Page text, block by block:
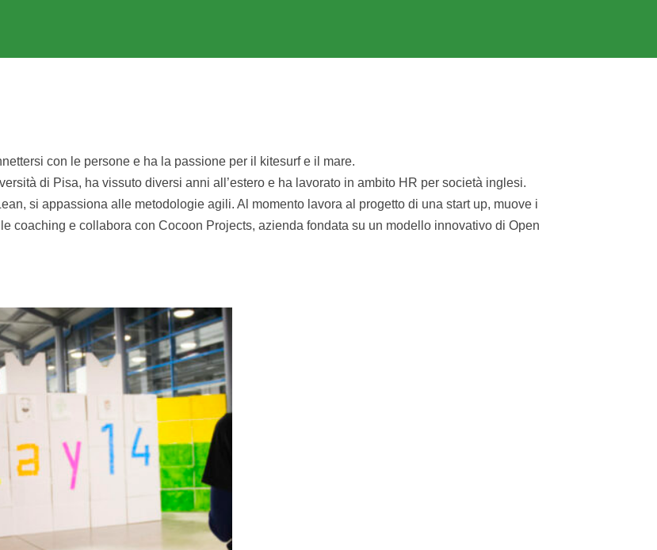
con le persone e ha la passione per il kitesurf e il mare.
di Pisa, ha vissuto diversi anni all’estero e ha lavorato in ambito HR per società inglesi.
si appassiona alle metodologie agili. Al momento lavora al progetto di una start up, muove i
coaching e collabora con Cocoon Projects, azienda fondata su un modello innovativo di Open